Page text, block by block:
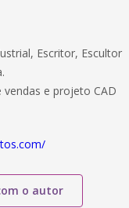
Escritor, Escultor
e projeto CAD
o autor